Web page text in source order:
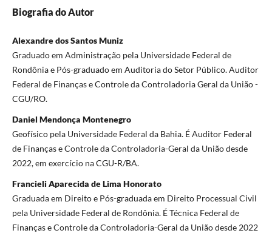
Biografia do Autor
Alexandre dos Santos Muniz
Graduado em Administração pela Universidade Federal de
Rondônia e Pós-graduado em Auditoria do Setor Público. Auditor
Federal de Finanças e Controle da Controladoria Geral da União -
CGU/RO.
Daniel Mendonça Montenegro
Geofísico pela Universidade Federal da Bahia. É Auditor Federal
de Finanças e Controle da Controladoria-Geral da União desde
2022, em exercício na CGU-R/BA.
Francieli Aparecida de Lima Honorato
Graduada em Direito e Pós-graduada em Direito Processual Civil
pela Universidade Federal de Rondônia. É Técnica Federal de
Finanças e Controle da Controladoria-Geral da União desde 2022